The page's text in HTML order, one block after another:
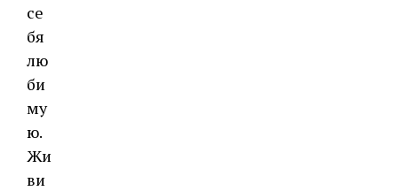
се
бя
лю
би
му
ю.
Жи
ви